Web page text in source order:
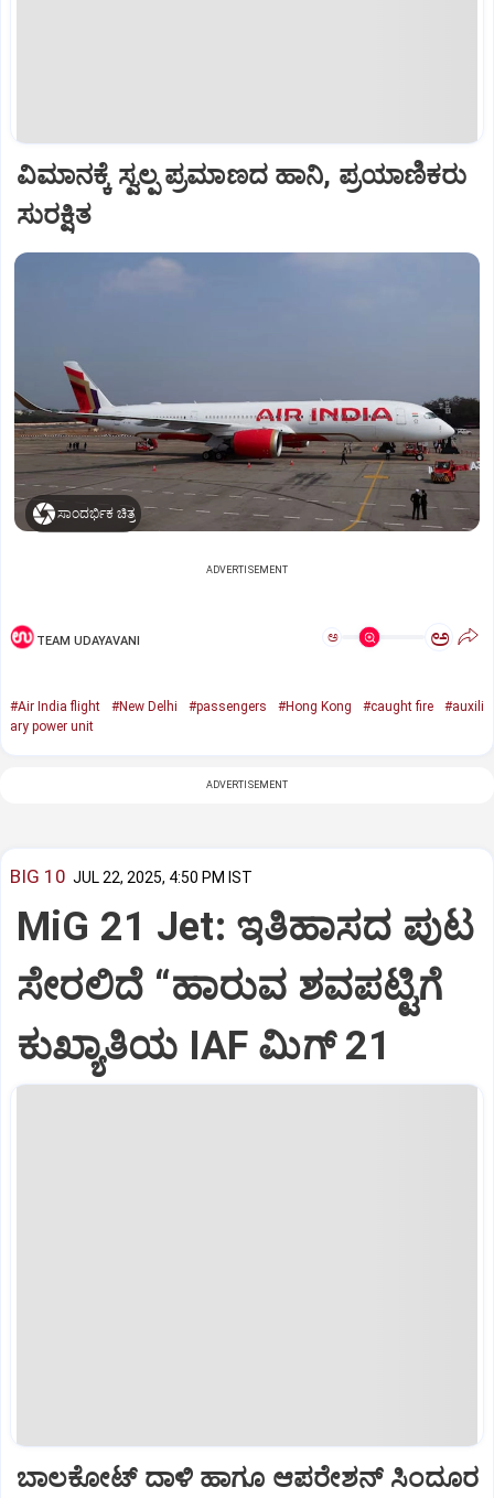
ವಿಮಾನಕ್ಕೆ ಸ್ವಲ್ಪ ಪ್ರಮಾಣದ ಹಾನಿ, ಪ್ರಯಾಣಿಕರು
ಸುರಕ್ಷಿತ
ಸಾಂದರ್ಭಿಕ ಚಿತ್ರ
ADVERTISEMENT
TEAM UDAYAVANI ಅ ಅ
#Air India flight #New Delhi #passengers #Hong Kong #caught fire
#auxili
ary power unit
ADVERTISEMENT
BIG 10 JUL 22, 2025, 4:50 PM IST
MiG 21 Jet: ಇತಿಹಾಸದ ಪುಟ
ಸೇರಲಿದೆ “ಹಾರುವ ಶವಪಟ್ಟಿಗೆ
ಕುಖ್ಯಾತಿಯ IAF ಮಿಗ್‌ 21
ಬಾಲಕೋಟ್‌ ದಾಳಿ ಹಾಗೂ ಆಪರೇಶನ್‌ ಸಿಂದೂರ